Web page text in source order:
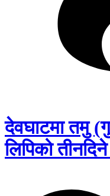
देवघाटमा तमु
लिपिको